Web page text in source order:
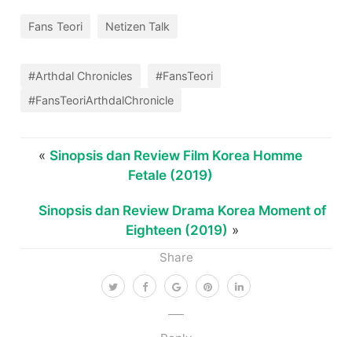
Share
Fans Teori Netizen Talk
#Arthdal Chronicles
#FansTeori
#FansTeoriArthdalChronicle
« Sinopsis dan Review Film Korea Homme
Fetale (2019)
Sinopsis dan Review Drama Korea Moment of
Eighteen (2019) »